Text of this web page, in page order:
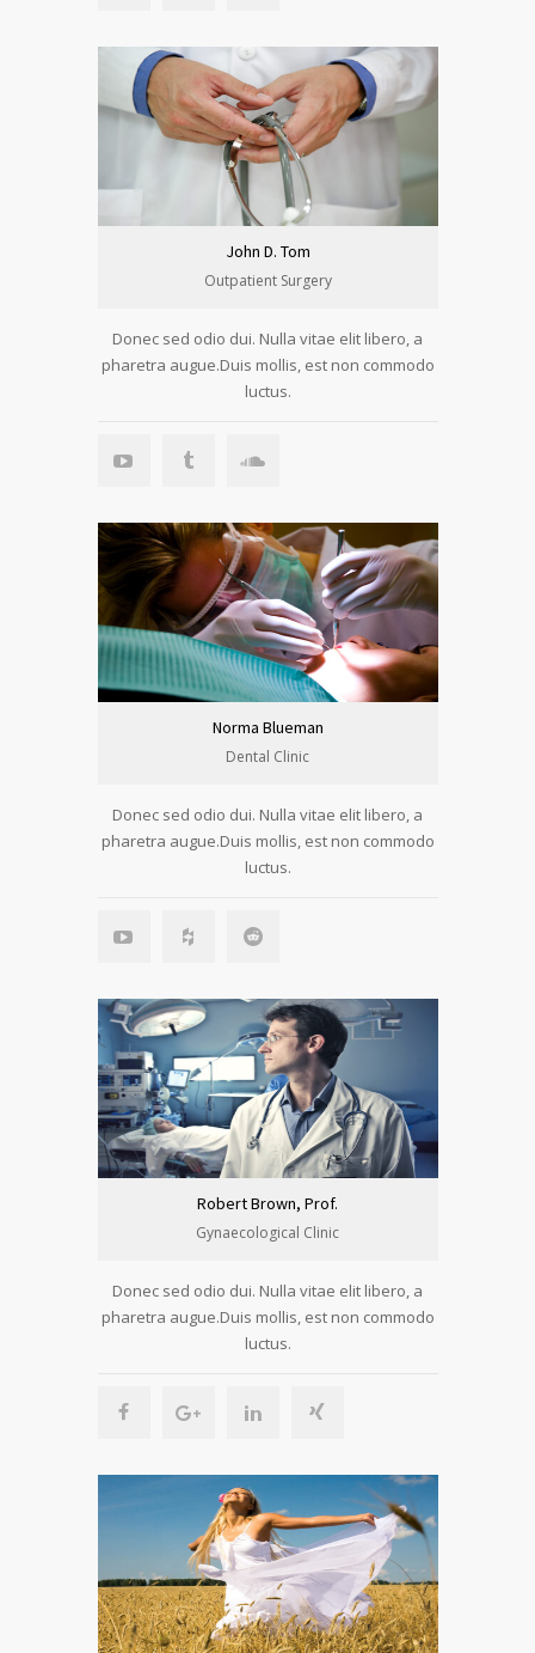
John D. Tom
Outpatient Surgery
Donec sed odio dui. Nulla vitae elit libero, a
pharetra augue.Duis mollis, est non commodo
luctus.
Norma Blueman
Dental Clinic
Donec sed odio dui. Nulla vitae elit libero, a
pharetra augue.Duis mollis, est non commodo
luctus.
Robert Brown, Prof.
Gynaecological Clinic
Donec sed odio dui. Nulla vitae elit libero, a
pharetra augue.Duis mollis, est non commodo
luctus.